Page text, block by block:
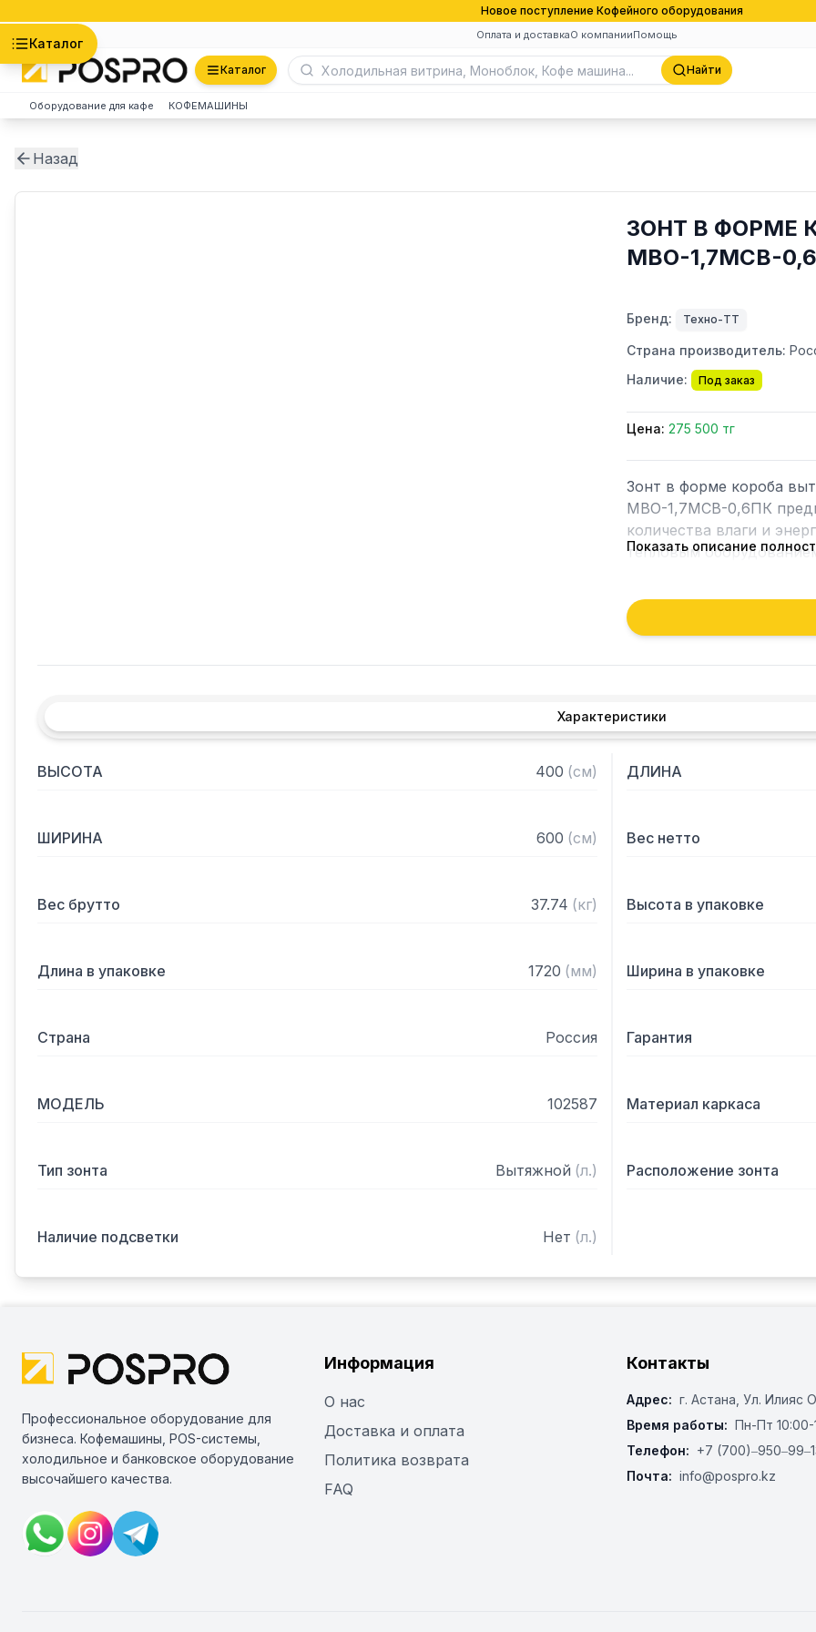
Новое поступление Кофейного оборудования
Оплата и доставкаО компанииПомощь
Каталог
Каталог Найти
Оборудование для кафе КОФЕМАШИНЫ
Назад
ЗОНТ В ФОРМЕ
МВО-1,7МСВ-
Бренд: Техно-ТТ
Страна производитель:
Наличие:
Под заказ
Цена: 275 500 тг
Зонт в форме короба
МВО-1,7МСВ-0,6ПК
количества влаги и
тепловым
Кроме того, зонт
которые в противном
утвари. Поэтому это
и защищает сотрудников
— Бескаркасный
— Поставляется в
Показать описание
Характеристики
ВЫСОТА 400 (см) ДЛИНА
ШИРИНА 600 (см) Вес нетто
Вес брутто 37.74 (кг) Высота в упаковке
Длина в упаковке 1720 (мм) Ширина в упаковке
Страна Россия Гарантия
МОДЕЛЬ 102587 Материал каркаса
Тип зонта Вытяжной (л.) Расположение зонта
Наличие подсветки Нет (л.)
Профессиональное оборудование для
бизнеса. Кофемашины, POS-системы,
холодильное и банковское оборудование
высочайшего качества.
Информация
О нас
Доставка и оплата
Политика возврата
FAQ
Контакты
Адрес: г. Астана, ​Ул. Илияс
Время работы: Пн-Пт 10:00-
Телефон: +7
Почта: info@pospro.kz